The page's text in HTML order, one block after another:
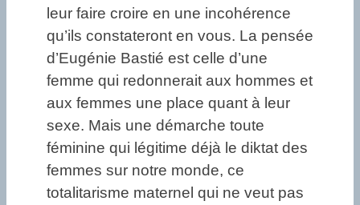
leur faire croire en une incohérence
qu’ils constateront en vous. La pensée
d’Eugénie Bastié est celle d’une
femme qui redonnerait aux hommes et
aux femmes une place quant à leur
sexe. Mais une démarche toute
féminine qui légitime déjà le diktat des
femmes sur notre monde, ce
totalitarisme maternel qui ne veut pas